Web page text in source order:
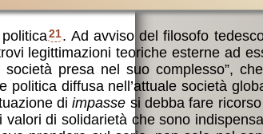
21. Ad avviso del filosofo
legittimazioni teoriche esterne ad
presa nel suo complesso”,
diffusa nell’attuale società
diimpasse si debba fare
di solidarietà che sono